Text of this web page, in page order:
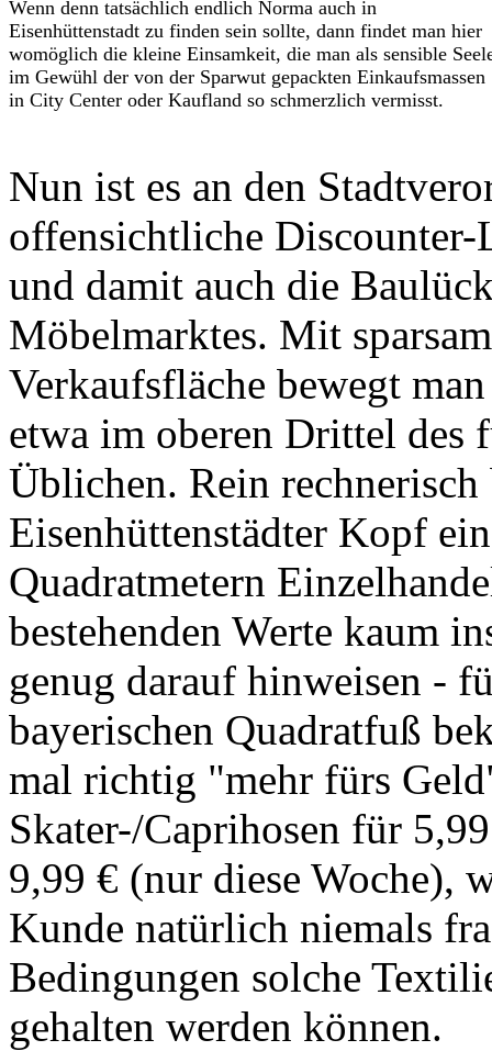
Wenn denn tatsächlich endlich Norma auch in
Eisenhüttenstadt zu finden sein sollte, dann findet man hier
womöglich die kleine Einsamkeit, die man als sensible
im Gewühl der von der Sparwut gepackten Einkaufsmassen
in City Center oder Kaufland so schmerzlich vermisst.
Nun ist es an den
offensichtliche Discounter-
und damit auch die
Möbelmarktes. Mit
Verkaufsfläche bewegt
etwa im oberen Drittel des
Üblichen. Rein rechnerisch
Eisenhüttenstädter Kopf
Quadratmetern
bestehenden Werte kaum
genug darauf hinweisen -
bayerischen Quadratfuß
mal richtig "mehr fürs
Skater-/Caprihosen für
9,99 € (nur diese Woche),
Kunde natürlich niemals
Bedingungen solche
gehalten werden können.